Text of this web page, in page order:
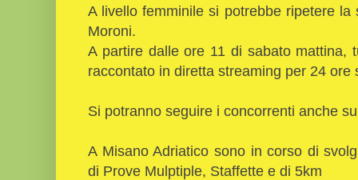
A livello femminile si potrebbe ripetere
Moroni.
A partire dalle ore 11 di sabato mattina,
raccontato in diretta streaming per 24 ore
Si potranno seguire i concorrenti anche
A Misano Adriatico sono in corso di
di Prove Mulptiple, Staffette e di 5km